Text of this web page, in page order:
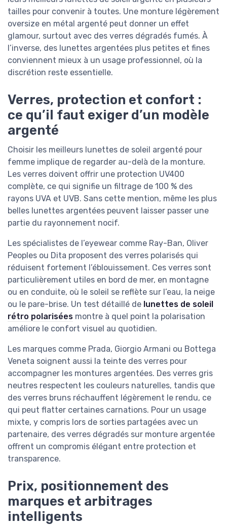
tailles pour convenir à toutes. Une monture légèrement
oversize en métal argenté peut donner un effet
glamour, surtout avec des verres dégradés fumés. À
l’inverse, des lunettes argentées plus petites et fines
conviennent mieux à un usage professionnel, où la
discrétion reste essentielle.
Verres, protection et confort :
ce qu’il faut exiger d’un modèle
argenté
Choisir les meilleurs lunettes de soleil argenté pour
femme implique de regarder au-delà de la monture.
Les verres doivent offrir une protection UV400
complète, ce qui signifie un filtrage de 100 % des
rayons UVA et UVB. Sans cette mention, même les plus
belles lunettes argentées peuvent laisser passer une
partie du rayonnement nocif.
Les spécialistes de l’eyewear comme Ray-Ban, Oliver
Peoples ou Dita proposent des verres polarisés qui
réduisent fortement l’éblouissement. Ces verres sont
particulièrement utiles en bord de mer, en montagne
ou en conduite, où le soleil se reflète sur l’eau, la neige
ou le pare-brise. Un test détaillé de lunettes de soleil
rétro polarisées montre à quel point la polarisation
améliore le confort visuel au quotidien.
Les marques comme Prada, Giorgio Armani ou Bottega
Veneta soignent aussi la teinte des verres pour
accompagner les montures argentées. Des verres gris
neutres respectent les couleurs naturelles, tandis que
des verres bruns réchauffent légèrement le rendu, ce
qui peut flatter certaines carnations. Pour un usage
mixte, y compris lors de sorties partagées avec un
partenaire, des verres dégradés sur monture argentée
offrent un compromis élégant entre protection et
transparence.
Prix, positionnement des
marques et arbitrages
intelligents